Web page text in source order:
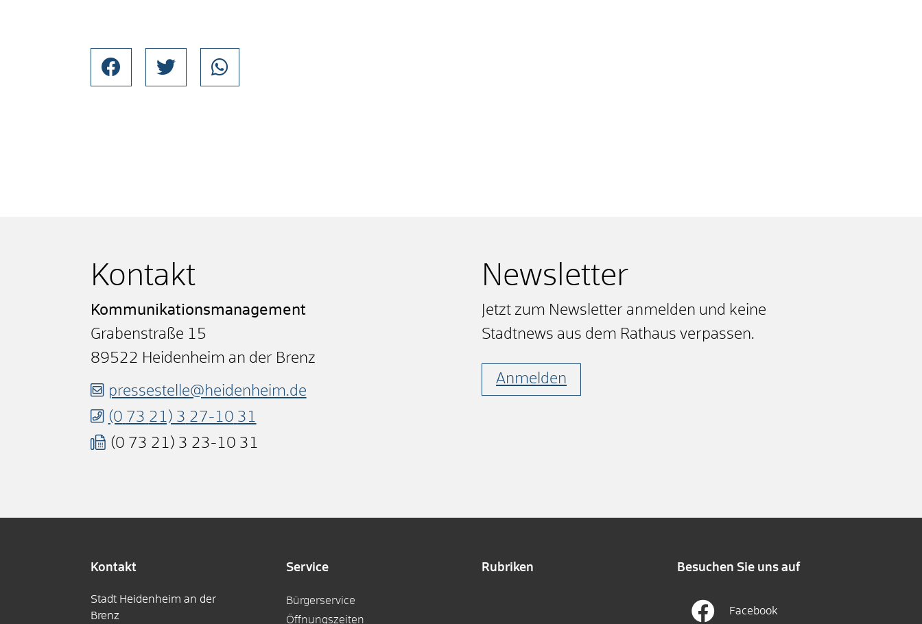
Kontakt
Kommunikationsmanagement
Grabenstraße 15
89522 Heidenheim an der Brenz
pressestelle@heidenheim.de
(0 73 21) 3 27-10 31
(0 73 21) 3 23-10 31
Newsletter
Jetzt zum Newsletter anmelden und keine
Stadtnews aus dem Rathaus verpassen.
Anmelden
Kontakt
Stadt Heidenheim an der
Brenz
Service
Bürgerservice
Öffnungszeiten
Rubriken Besuchen Sie uns auf
Facebook